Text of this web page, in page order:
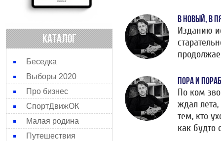
КАТАЛОГ
Беседка
Выборы 2020
Про бизнес
СпортДвижОК
Малая родина
Путешествия
В НОВЫЙ, В
Изданию
ПОРА И
По ком
ждал
тем, кто
как будто